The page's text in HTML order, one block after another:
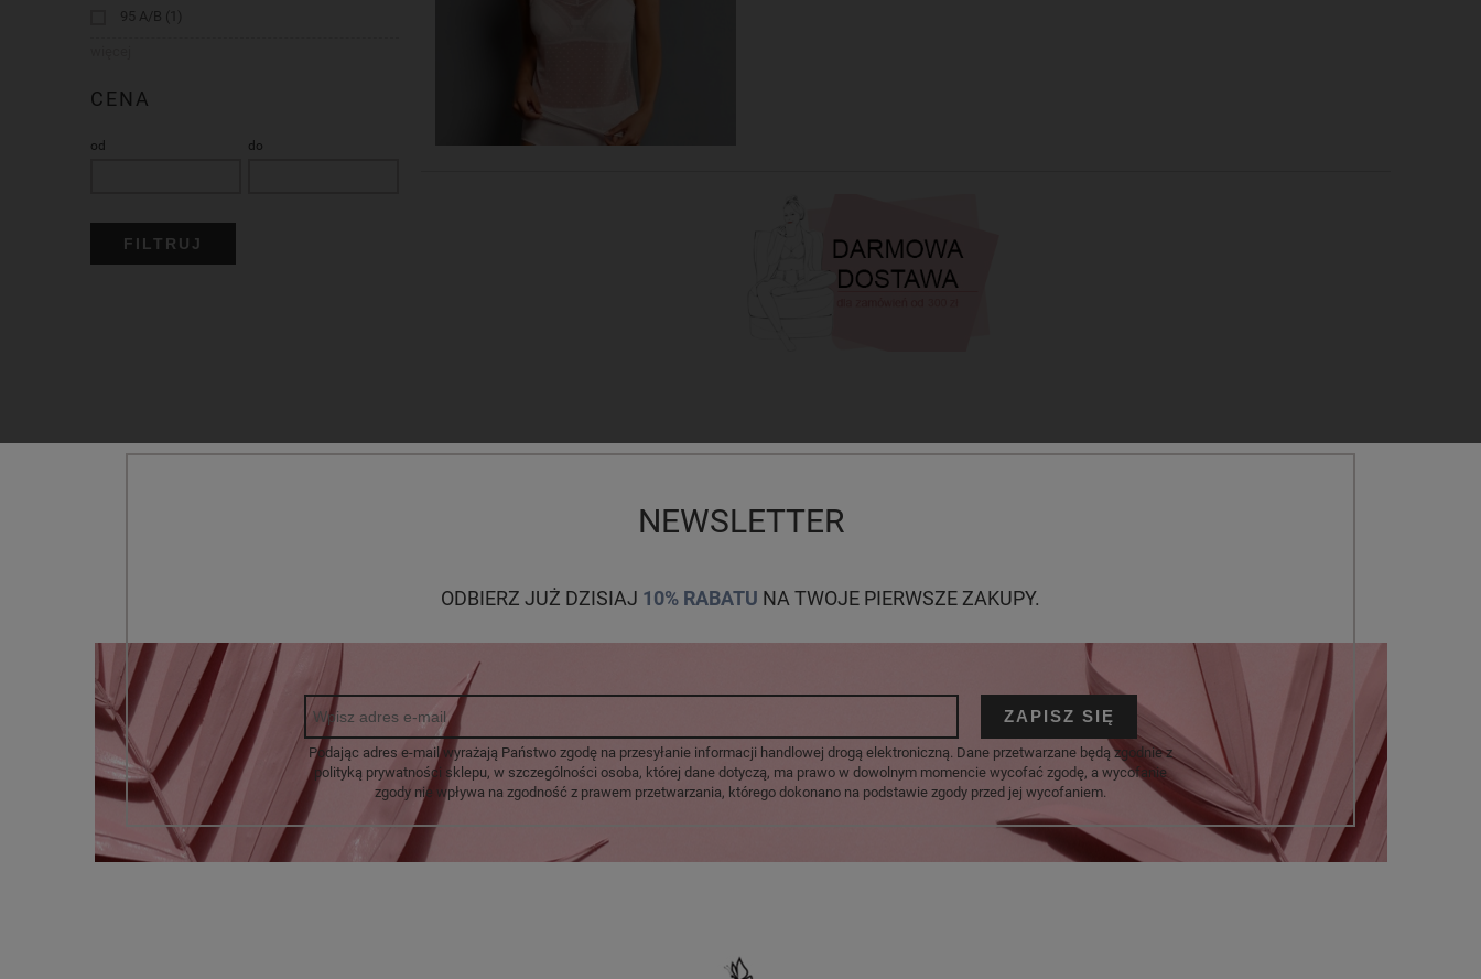
95 A/B (1)
CENA
od do
FILTRUJ
NEWSLETTER
ODBIERZ JUŻ DZISIAJ 10% RABATU NA TWOJE PIERWSZE ZAKUPY.
ZAPISZ SIĘ
Podając adres e-mail wyrażają Państwo zgodę na przesyłanie informacji handlowej drogą elektroniczną. Dane przetwarzane będą zgodnie z
polityką prywatności sklepu, w szczególności osoba, której dane dotyczą, ma prawo w dowolnym momencie wycofać zgodę, a wycofanie
zgody nie wpływa na zgodność z prawem przetwarzania, którego dokonano na podstawie zgody przed jej wycofaniem.